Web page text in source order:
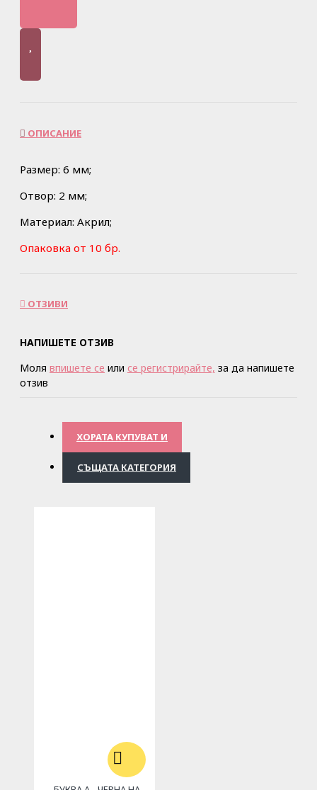
ОПИСАНИЕ
Размер: 6 мм;
Отвор: 2 мм;
Материал: Акрил;
Опаковка от 10 бр.
ОТЗИВИ
НАПИШЕТЕ ОТЗИВ
Моля впишете се или се регистрирайте, за да напишете
отзив
ХОРАТА КУПУВАТ И
СЪЩАТА КАТЕГОРИЯ